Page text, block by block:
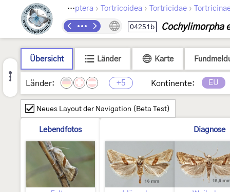
Lepidoptera › Tortricoidea › Tortricidae ›
04251b Cochylimorpha
Übersicht Länder Karte
Länder: +5 Kontinente: EU
Neues Layout der Navigation (Beta Test)
Lebendfotos Diagnose